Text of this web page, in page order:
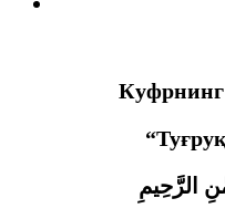
Куфрнинг
الرَّحِيمِ